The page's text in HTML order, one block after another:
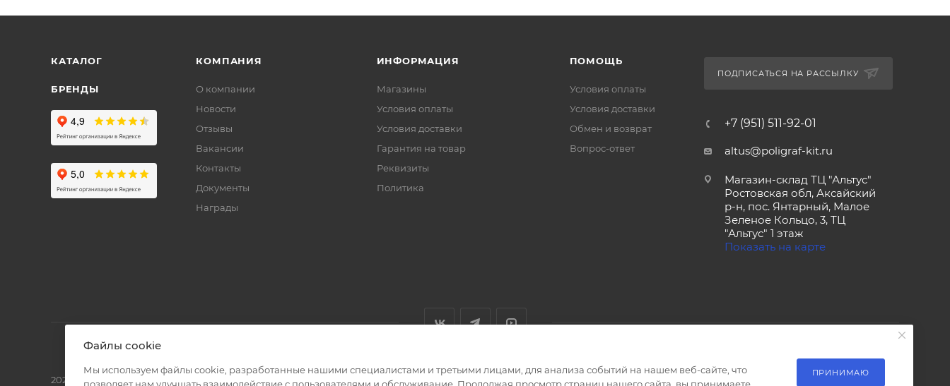
КАТАЛОГ
БРЕНДЫ
КОМПАНИЯ
О компании
Новости
Отзывы
Вакансии
Контакты
Документы
Награды
ИНФОРМАЦИЯ
Магазины
Условия оплаты
Условия доставки
Гарантия на товар
Реквизиты
Политика
ПОМОЩЬ
Условия оплаты
Условия доставки
Обмен и возврат
Вопрос-ответ
ПОДПИСАТЬСЯ НА РАССЫЛКУ
+7 (951) 511-92-01
altus@poligraf-kit.ru
Магазин-склад ТЦ "Альтус"
Ростовская обл, Аксайский
р-н, пос. Янтарный, Малое
Зеленое Кольцо, 3, ТЦ
"Альтус" 1 этаж
Показать на карте
2026 © Полиграф кит - интернет-магазин
Файлы cookie
Мы используем файлы cookie, разработанные нашими специалистами и третьими лицами, для анализа событий на нашем веб-сайте, что
ПРИНИМАЮ